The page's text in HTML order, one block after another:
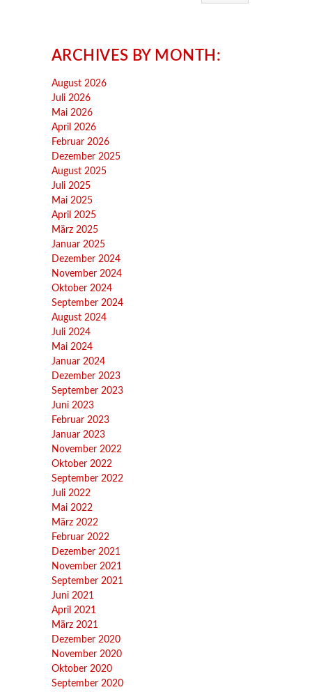
ARCHIVES BY MONTH:
August 2026
Juli 2026
Mai 2026
April 2026
Februar 2026
Dezember 2025
August 2025
Juli 2025
Mai 2025
April 2025
März 2025
Januar 2025
Dezember 2024
November 2024
Oktober 2024
September 2024
August 2024
Juli 2024
Mai 2024
Januar 2024
Dezember 2023
September 2023
Juni 2023
Februar 2023
Januar 2023
November 2022
Oktober 2022
September 2022
Juli 2022
Mai 2022
März 2022
Februar 2022
Dezember 2021
November 2021
September 2021
Juni 2021
April 2021
März 2021
Dezember 2020
November 2020
Oktober 2020
September 2020